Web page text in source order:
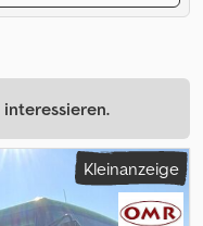
Kleinanzeige